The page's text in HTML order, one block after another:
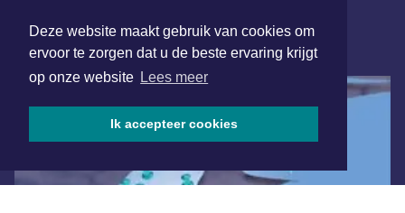
Deze website maakt gebruik van cookies om
ervoor te zorgen dat u de beste ervaring krijgt
op onze website Lees meer
Ik accepteer cookies
ONLINE DAGBLADEN